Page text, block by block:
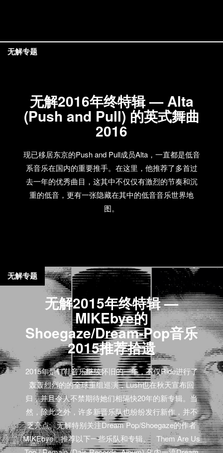
无解2016年终特辑 — Alta
(Push and Pull) 的英式舞曲
2016
现已移居东京的Push and Pull成员Alta，一直都是低音
系音乐在国内的重要推手。在这里，他推荐了多首过
去一年的优秀曲目，这其中不仅仅有激烈的节奏和沉
重的低音，更有一张隐藏在其中的低音音乐世界地
图。
无解专题
无解2015年终特辑 —
MIKEbye的
Shoegaze/Dream-Pop音乐
2015推荐拾遗
2015年是钉鞋音乐继续怀旧的一年，不仅Ride进行了
轰轰烈烈的的全球重组巡演，Lush也在秋天宣布回
归，并且令人不禁期待她们相隔快20年的新专辑。当
然，除此之外，许多新晋乐队也纷纷发行新作，并不
乏亮点。无解特别关注Dream Pop/Shoegaze的作者
MIKEbye，推荐以下一些乐队和专辑。 Them Are Us
无解专题